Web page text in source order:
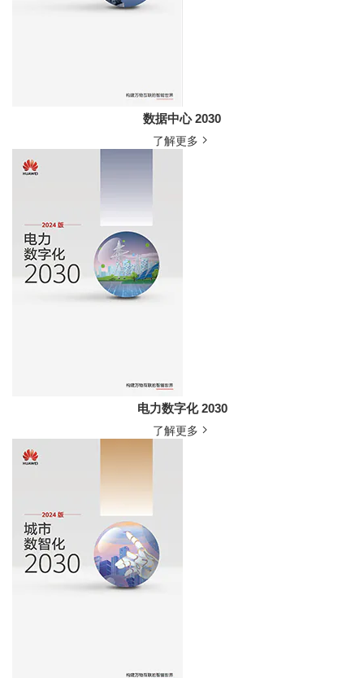
数据中心 2030
了解更多
电力数字化 2030
了解更多